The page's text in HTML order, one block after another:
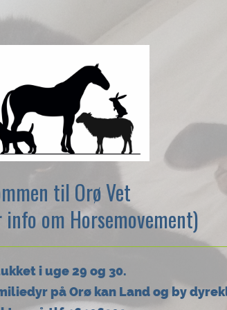
til Orø Vet
om Horsemovement)
i uge 29 og 30.
på Orø kan Land og by